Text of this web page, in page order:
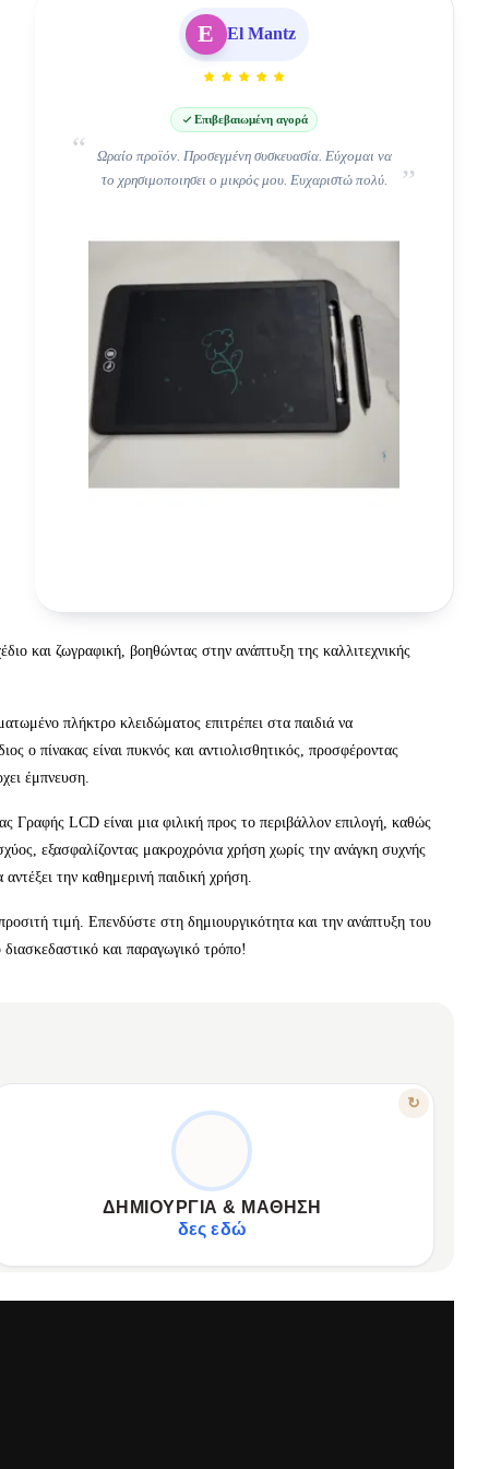
E El Mantz
Επιβεβαιωμένη αγορά
Ωραίο προϊόν. Προσεγμένη συσκευασία. Εύχομαι να
το χρησιμοποιησει ο μικρός μου. Ευχαριστώ πολύ.
και ζωγραφική, βοηθώντας στην ανάπτυξη της καλλιτεχνικής
πλήκτρο κλειδώματος επιτρέπει στα παιδιά να
ο πίνακας είναι πυκνός και αντιολισθητικός, προσφέροντας
έμπνευση.
Γραφής LCD είναι μια φιλική προς το περιβάλλον επιλογή, καθώς
εξασφαλίζοντας μακροχρόνια χρήση χωρίς την ανάγκη συχνής
την καθημερινή παιδική χρήση.
τιμή. Επενδύστε στη δημιουργικότητα και την ανάπτυξη του
και παραγωγικό τρόπο!
↻
ΔΗΜΙΟΥΡΓΊΑ & ΜΆΘΗΣΗ
δες εδώ
ΠΥΡΟΔΟΤΉΣΤΕ ΤΗ ΦΑΝΤΑΣΊΑ
Ενθαρρύνει τη δημιουργικότητα και τη φαντασία.
Ιδανικό εργαλείο για πρώιμη μάθηση.
Μετατρέπει τη μάθηση σε παιχνίδι.